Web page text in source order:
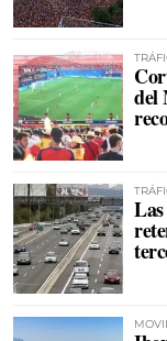
del